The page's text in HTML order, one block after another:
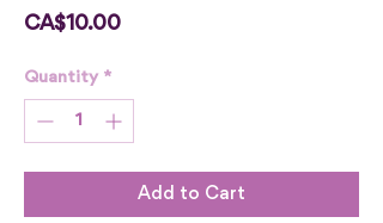
CA$10.00Price
Quantity *
Add to Cart